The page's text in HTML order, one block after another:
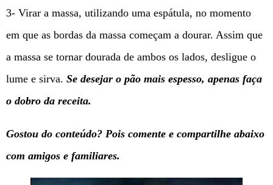
3- Virar a massa, utilizando uma espátula, no momento
em que as bordas da massa começam a dourar. Assim que
a massa se tornar dourada de ambos os lados, desligue o
lume e sirva. Se desejar o pão mais espesso, apenas faça
o dobro da receita.
Gostou do conteúdo? Pois comente e compartilhe abaixo
com amigos e familiares.